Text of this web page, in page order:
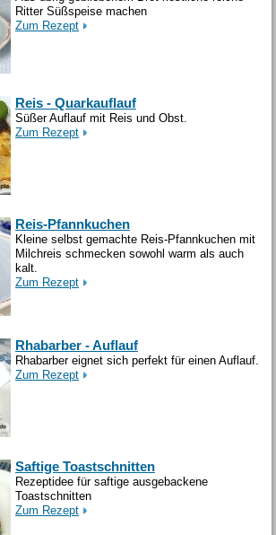
Ritter Süßspeise machen
Zum Rezept
Reis - Quarkauflauf
Süßer Auflauf mit Reis und Obst.
Zum Rezept
Reis-Pfannkuchen
Kleine selbst gemachte Reis-Pfannkuchen mit
Milchreis schmecken sowohl warm als auch
kalt.
Zum Rezept
Rhabarber - Auflauf
Rhabarber eignet sich perfekt für einen Auflauf.
Zum Rezept
Saftige Toastschnitten
Rezeptidee für saftige ausgebackene
Toastschnitten
Zum Rezept